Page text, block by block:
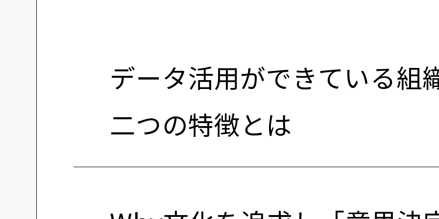
データ活用ができている組
二つの特徴とは